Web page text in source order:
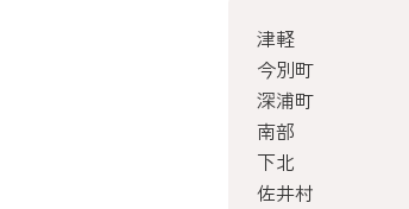
津軽
今別町
深浦町
南部
下北
佐井村